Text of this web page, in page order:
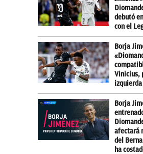
debutó
con el
Borja
Vinicius,
izquierda
Borja
afectará
del
ha